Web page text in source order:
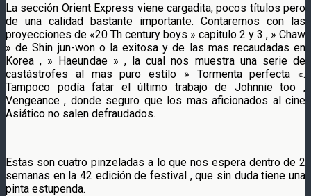
La sección Orient Express viene cargadita, pocos títulos pero
de una calidad bastante importante. Contaremos con las
proyecciones de «20 Th century boys » capitulo 2 y 3 , » Chaw
» de Shin jun-won o la exitosa y de las mas recaudadas en
Korea , » Haeundae » , la cual nos muestra una serie de
castástrofes al mas puro estílo » Tormenta perfecta «.
Tampoco podía fatar el último trabajo de Johnnie too ,
Vengeance , donde seguro que los mas aficionados al cine
Asiático no salen defraudados.
Estas son cuatro pinzeladas a lo que nos espera dentro de 2
semanas en la 42 edición de festival , que sin duda tiene una
pinta estupenda.